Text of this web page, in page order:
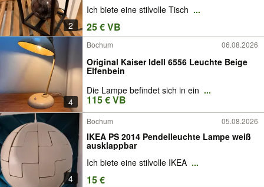
2
Ich biete eine stilvolle Tisch ...
25 € VB
4
Bochum 06.08.2026
Original Kaiser Idell 6556 Leuchte Beige
Elfenbein
Die Lampe befindet sich in ein ...
115 € VB
4
Bochum 05.08.2026
IKEA PS 2014 Pendelleuchte Lampe weiß
ausklappbar
Ich biete eine stilvolle IKEA ...
15 €